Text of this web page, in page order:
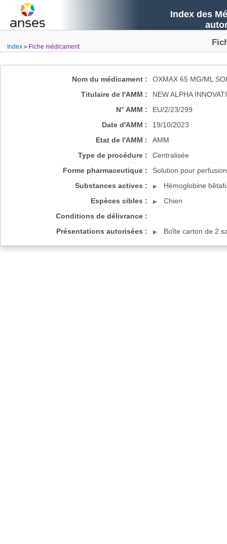
Index des
Index Fiche médicament
Nom du médicament :
OXMAX 65 MG/ML
Titulaire de l'AMM :
NEW ALPHA
N° AMM :
EU/2/23/299
Date d'AMM :
19/10/2023
Etat de l'AMM :
AMM
Type de procédure :
Centralisée
Forme pharmaceutique :
Solution pour perfusion
Substances actives :
Hémoglobine
Espèces cibles :
Chien
Conditions de délivrance :
Présentations autorisées :
Boîte carton de 2